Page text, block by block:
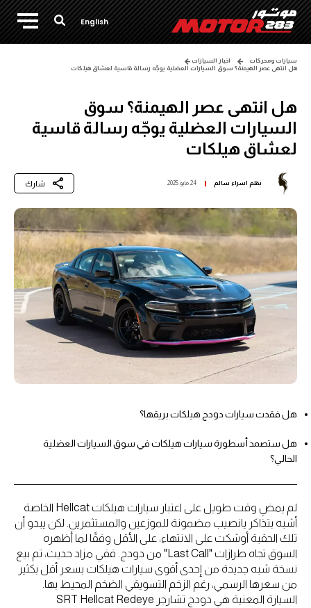
English
سيارات ومحركات
اخبار السيارات
هل انتهى عصر الهيمنة؟ سوق السيارات العضلية يوجّه رسالة قاسية لعشاق هيلكات
هل انتهى عصر الهيمنة؟ سوق
السيارات العضلية يوجّه رسالة قاسية
لعشاق هيلكات
بقلم اسراء سالم 24 مايو 2025 شارك
هل فقدت سيارات دودج هيلكات بريقها؟
هل ستصمد أسطورة سيارات هيلكات في سوق السيارات العضلية
الحالي؟
لم يمضِ وقت طويل على اعتبار سيارات هيلكات Hellcat الخاصة
أشبه بتذاكر يانصيب مضمونة للموزعين والمستثمرين. لكن يبدو أن
تلك الحقبة أوشكت على الانتهاء، على الأقل وفقًا لما أظهره
السوق تجاه طرازات "Last Call" من دودج. ففي مزاد حديث، تم بيع
نسخة شبه جديدة من إحدى أقوى سيارات هيلكات بسعر أقل بكثير
من سعرها الرسمي، رغم الزخم التسويقي الضخم المحيط بها.
السيارة المعنية هي دودج تشارجر SRT Hellcat Redeye